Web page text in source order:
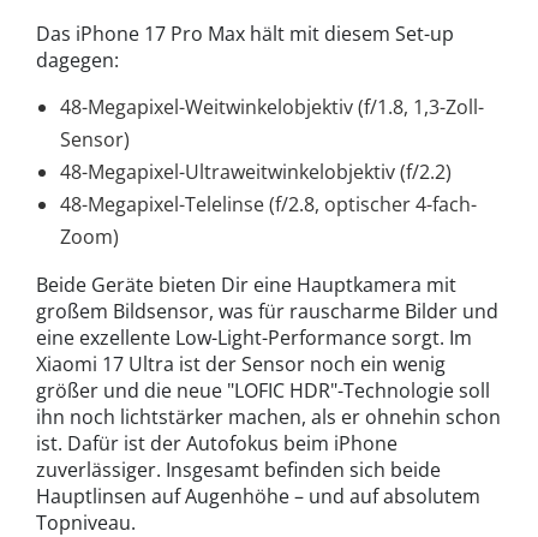
Das iPhone 17 Pro Max hält mit diesem Set-up
dagegen:
48-Megapixel-Weitwinkelobjektiv (f/1.8, 1,3-Zoll-
Sensor)
48-Megapixel-Ultraweitwinkelobjektiv (f/2.2)
48-Megapixel-Telelinse (f/2.8, optischer 4-fach-
Zoom)
Beide Geräte bieten Dir eine Hauptkamera mit
großem Bildsensor, was für rauscharme Bilder und
eine exzellente Low-Light-Performance sorgt. Im
Xiaomi 17 Ultra ist der Sensor noch ein wenig
größer und die neue "LOFIC HDR"-Technologie soll
ihn noch lichtstärker machen, als er ohnehin schon
ist. Dafür ist der Autofokus beim iPhone
zuverlässiger. Insgesamt befinden sich beide
Hauptlinsen auf Augenhöhe – und auf absolutem
Topniveau.